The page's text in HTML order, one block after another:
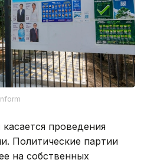
проведения
Политические партии
на собственных